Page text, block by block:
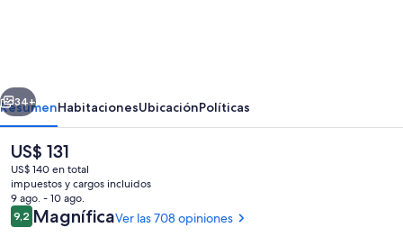
Siguiente
34+
ResumenHabitacionesUbicaciónPolíticas
El
precio
actual
es
de
US$ 131
US$ 131
US$ 140 en total
impuestos y cargos incluidos
9 ago. - 10 ago.
Opiniones
9,29,2 de 10
MagníficaVer las 708 opiniones